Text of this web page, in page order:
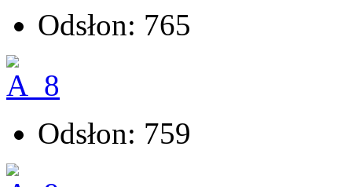
Odsłon: 765
Odsłon: 759